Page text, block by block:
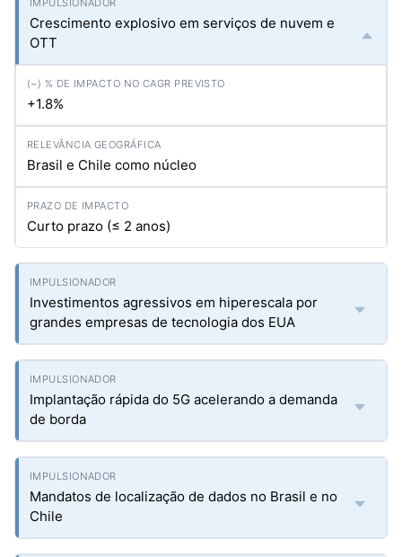
Crescimento explosivo em serviços de nuvem e
OTT
+1.8%
Brasil e Chile como núcleo
Curto prazo (≤ 2 anos)
Investimentos agressivos em hiperescala por
grandes empresas de tecnologia dos EUA
Implantação rápida do 5G acelerando a demanda
de borda
Mandatos de localização de dados no Brasil e no
Chile